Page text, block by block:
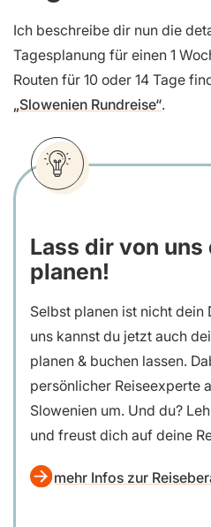
Ich beschreibe dir nun die
Tagesplanung für einen 1
Routen für 10 oder 14 Tage
„Slowenien Rundreise“.
Lass dir von uns
planen!
Selbst planen ist nicht dein
uns kannst du jetzt auch
planen & buchen lassen.
persönlicher Reiseexperte
Slowenien um. Und du?
und freust dich auf deine
mehr Infos zur